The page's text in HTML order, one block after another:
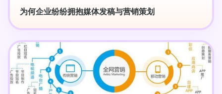
为何企业纷纷拥抱媒体发稿与营销策划